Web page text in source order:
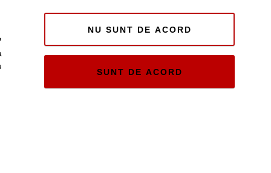
NU SUNT DE ACORD
SUNT DE ACORD